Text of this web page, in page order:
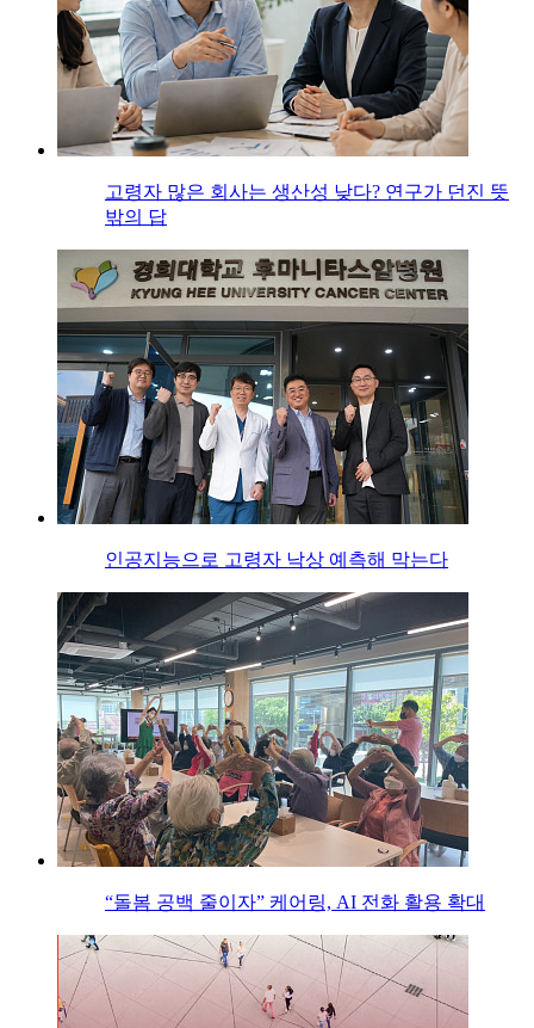
고령자 많은 회사는 생산성 낮다? 연구가 던진 뜻
밖의 답
인공지능으로 고령자 낙상 예측해 막는다
“돌봄 공백 줄이자” 케어링, AI 전화 활용 확대